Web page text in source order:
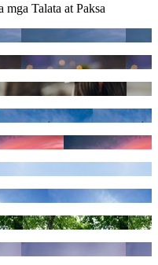
Talata at Paksa